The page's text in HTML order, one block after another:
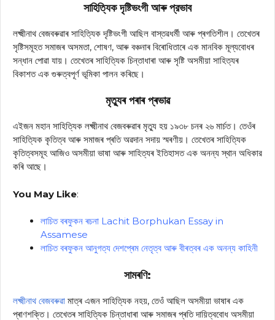
সাহিত্যিক দৃষ্টিভংগী আৰু প্রভাব
লক্ষ্মীনাথ বেজবৰুৱাৰ সাহিত্যিক দৃষ্টিভংগী আছিল বাস্তৱধৰ্মী আৰু প্ৰগতিশীল। তেখেতৰ
সৃষ্টিসমূহত সমাজৰ অসমতা, শোষণ, আৰু বঞ্চনাৰ বিৰোধিতাৰে এক মানবিক মূল্যবোধৰ
সন্ধান পোৱা যায়। তেখেতৰ সাহিত্যিক চিন্তাধাৰা আৰু সৃষ্টি অসমীয়া সাহিত্যৰ
বিকাশত এক গুৰুত্বপূৰ্ণ ভূমিকা পালন কৰিছে।
মৃত্যুৰ পৰাৰ প্ৰভাৱ
এইজন মহান সাহিত্যিক লক্ষ্মীনাথ বেজবৰুৱাৰ মৃত্যু হয় ১৯৩৮ চনৰ ২৬ মার্চত। তেওঁৰ
সাহিত্যিক কৃতিত্ব আৰু সমাজৰ প্ৰতি অৱদান সদায় স্মৰণীয়। তেখেতৰ সাহিত্যিক
কৃতিত্বসমূহ আজিও অসমীয়া ভাষা আৰু সাহিত্যৰ ইতিহাসত এক অনন্য স্থান অধিকার
কৰি আছে।
You May Like:
লাচিত বৰফুকন ৰচনা Lachit Borphukan Essay in
Assamese
লাচিত বৰফুকন আনুগত্য দেশপ্ৰেম নেতৃত্ব আৰু বীৰত্বৰ এক অনন্য কাহিনী
সামৰণি:
লক্ষ্মীনাথ বেজবৰুৱা মাত্ৰ এজন সাহিত্যিক নহয়, তেওঁ আছিল অসমীয়া ভাষাৰ এক
প্ৰাণশক্তি। তেখেতৰ সাহিত্যিক চিন্তাধাৰা আৰু সমাজৰ প্ৰতি দায়িত্ববোধ অসমীয়া